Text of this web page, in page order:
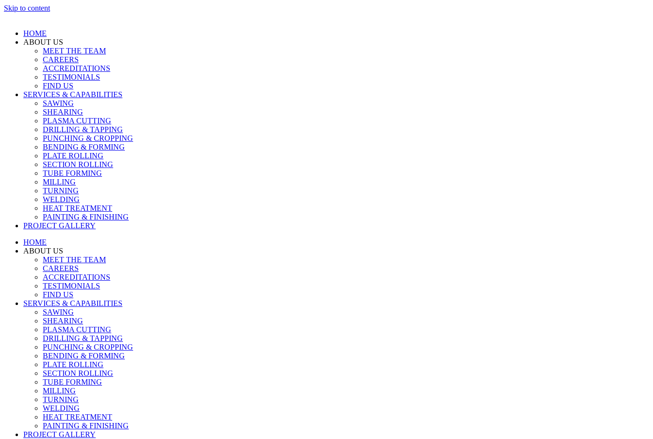
Skip to content
HOME
ABOUT US
MEET THE TEAM
CAREERS
ACCREDITATIONS
TESTIMONIALS
FIND US
SERVICES & CAPABILITIES
SAWING
SHEARING
PLASMA CUTTING
DRILLING & TAPPING
PUNCHING & CROPPING
BENDING & FORMING
PLATE ROLLING
SECTION ROLLING
TUBE FORMING
MILLING
TURNING
WELDING
HEAT TREATMENT
PAINTING & FINISHING
PROJECT GALLERY
HOME
ABOUT US
MEET THE TEAM
CAREERS
ACCREDITATIONS
TESTIMONIALS
FIND US
SERVICES & CAPABILITIES
SAWING
SHEARING
PLASMA CUTTING
DRILLING & TAPPING
PUNCHING & CROPPING
BENDING & FORMING
PLATE ROLLING
SECTION ROLLING
TUBE FORMING
MILLING
TURNING
WELDING
HEAT TREATMENT
PAINTING & FINISHING
PROJECT GALLERY